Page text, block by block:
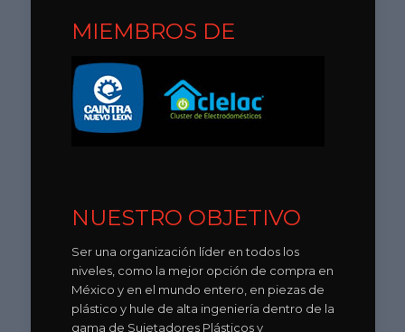
MIEMBROS DE
NUESTRO OBJETIVO
Ser una organización líder en todos los
niveles, como la mejor opción de compra en
México y en el mundo entero, en piezas de
plástico y hule de alta ingeniería dentro de la
gama de Sujetadores Plásticos y